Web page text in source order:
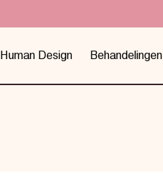
Human Design Behandelingen